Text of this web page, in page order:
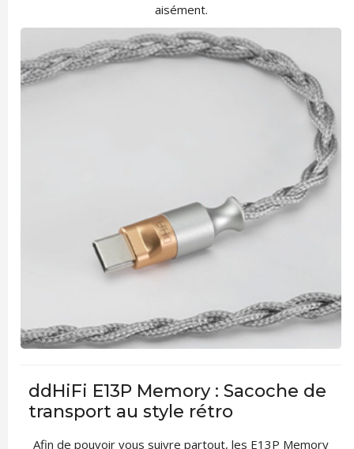
aisément.
ddHiFi E13P Memory : Sacoche de
transport au style rétro
Afin de pouvoir vous suivre partout, les E13P Memory